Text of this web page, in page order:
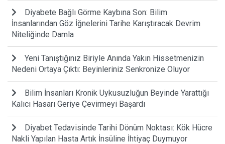
Diyabete Bağlı Görme Kaybına Son: Bilim
İnsanlarından Göz İğnelerini Tarihe Karıştıracak Devrim
Niteliğinde Damla
Yeni Tanıştığınız Biriyle Anında Yakın Hissetmenizin
Nedeni Ortaya Çıktı: Beyinleriniz Senkronize Oluyor
Bilim İnsanları Kronik Uykusuzluğun Beyinde Yarattığı
Kalıcı Hasarı Geriye Çevirmeyi Başardı
Diyabet Tedavisinde Tarihi Dönüm Noktası: Kök Hücre
Nakli Yapılan Hasta Artık İnsüline İhtiyaç Duymuyor